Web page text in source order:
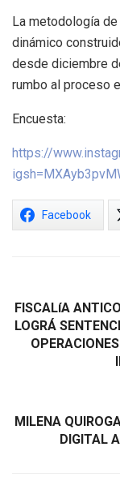
La metodología
dinámico
desde diciembre
rumbo al proceso
Encuesta:
https://
Facebook
FISCALíA
LOGRÁ
MILENA
DIGITAL